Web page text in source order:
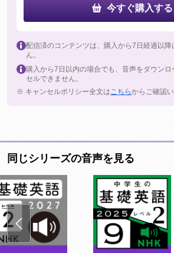
今すぐ購入する
配信済のコンテンツは、購入から7日経過以
ん。
購入から7日以内の場合でも、音声をダウン
セルできません。
※ キャンセルポリシー全文はこちらからご確認
同じシリーズの音声を見る